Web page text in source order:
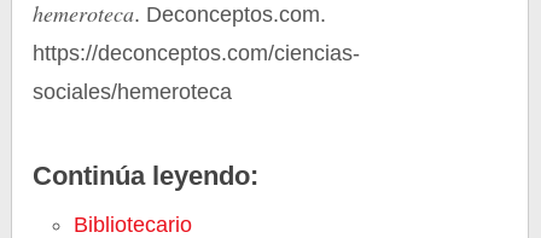
hemeroteca. Deconceptos.com.
https://deconceptos.com/ciencias-
sociales/hemeroteca
Continúa leyendo:
Bibliotecario